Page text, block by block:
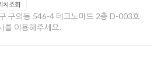
치조회
구의동 546-4 테크노마트 2층 D-003호
를 이용해주세요.